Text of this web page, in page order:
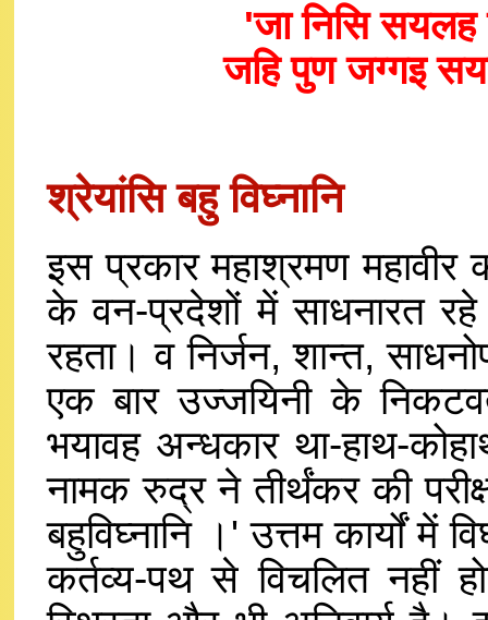
'जा निसि सयलह
जहि पुण जग्गइ
श्रेयांसि बहु विघ्नानि
इस प्रकार महाश्रमण महावीर
के वन-प्रदेशों में साधनारत
रहता। व निर्जन, शान्त,
एक बार उज्जयिनी के
भयावह अन्धकार था-हाथ-
नामक रुद्र ने तीर्थंकर की
बहुविघ्नानि ।' उत्तम कार्यों में
कर्तव्य-पथ से विचलित नहीं